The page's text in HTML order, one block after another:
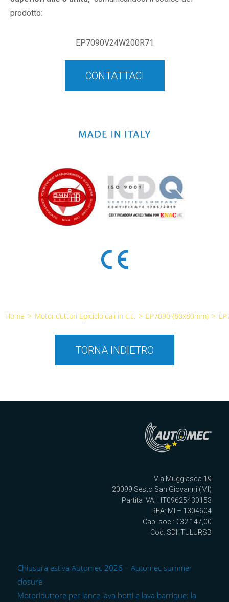
prodotto:
EP7090V24W200R71
CONTATTACI
Home > Motoriduttori Epicicloidali in c.c. > EP7090 (80x80mm) >
TORNA INDIETRO
Via Muggiasca 19
20099 Sesto San Giovanni (MI)
Partita IVA: : IT09625430153
REA: MI – 1304604
Cap. soc.: €32.147,00
Cod. SDI: TULURSB
Chiusura estiva Automec 2026 – Automec summer
closure
Motoriduttore per lance lava botti e lava barrique: la